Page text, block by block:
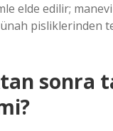
elde edilir;
pisliklerinden
sonra